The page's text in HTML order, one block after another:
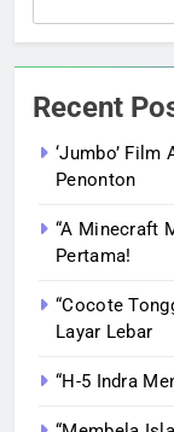
Recent
‘Jumbo’
Penonton
“A Minecraft
Pertama!
“Cocote
Layar Lebar
“H-5 Indra